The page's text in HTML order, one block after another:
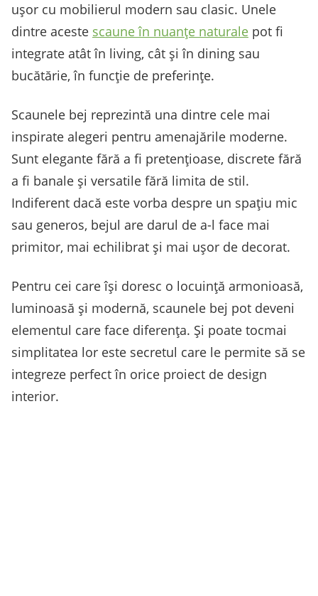
ușor cu mobilierul modern sau clasic. Unele
dintre aceste scaune în nuanțe naturale pot fi
integrate atât în living, cât și în dining sau
bucătărie, în funcție de preferințe.
Scaunele bej reprezintă una dintre cele mai
inspirate alegeri pentru amenajările moderne.
Sunt elegante fără a fi pretențioase, discrete fără
a fi banale și versatile fără limita de stil.
Indiferent dacă este vorba despre un spațiu mic
sau generos, bejul are darul de a-l face mai
primitor, mai echilibrat și mai ușor de decorat.
Pentru cei care își doresc o locuință armonioasă,
luminoasă și modernă, scaunele bej pot deveni
elementul care face diferența. Și poate tocmai
simplitatea lor este secretul care le permite să se
integreze perfect în orice proiect de design
interior.